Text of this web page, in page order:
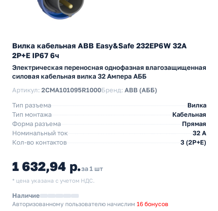
Вилка кабельная ABB Easy&Safe 232EP6W 32А
2P+E IP67 6ч
Электрическая переносная однофазная влагозащищенная
силовая кабельная вилка 32 Ампера АББ
Артикул: 2CMA101095R1000Бренд: ABB (АББ)
Тип разъема
Вилка
Тип монтажа
Кабельная
Форма разъема
Прямая
Номинальный ток
32 А
Кол-во контактов
3 (2P+E)
1 632,94 р.за 1 шт
* цена указана с учетом НДС.
Наличие
Авторизованному пользователю начислим 16 бонусов